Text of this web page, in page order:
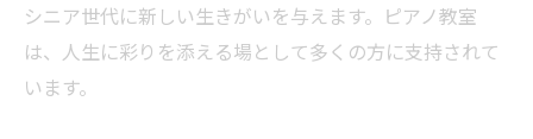
ピアノ教室で脳を活性化する練習の工夫
シニア向けピアノ教室で実践できる脳トレ
シニア世代に新しい生きがいを与えます。ピアノ教室
は、人生に彩りを添える場として多くの方に支持されて
います。